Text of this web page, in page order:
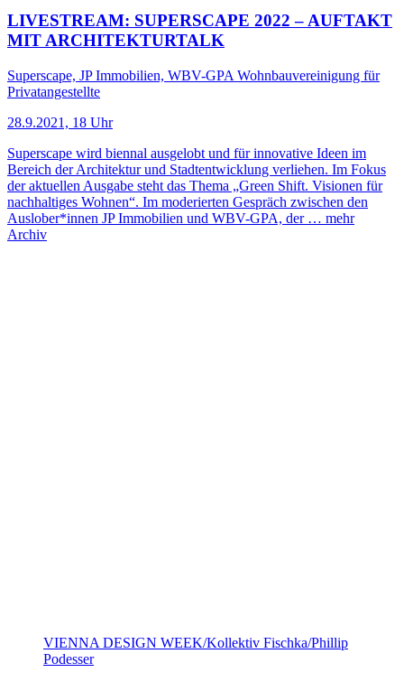
LIVESTREAM: SUPERSCAPE 2022 – AUFTAKT
MIT ARCHITEKTURTALK
Superscape, JP Immobilien, WBV-GPA Wohnbauvereinigung für
Privatangestellte
28.9.2021, 18 Uhr
Superscape wird biennal ausgelobt und für innovative Ideen im
Bereich der Architektur und Stadtentwicklung verliehen. Im Fokus
der aktuellen Ausgabe steht das Thema „Green Shift. Visionen für
nachhaltiges Wohnen“. Im moderierten Gespräch zwischen den
Auslober*innen JP Immobilien und WBV-GPA, der … mehr
Archiv
VIENNA DESIGN WEEK/Kollektiv Fischka/Phillip
Podesser